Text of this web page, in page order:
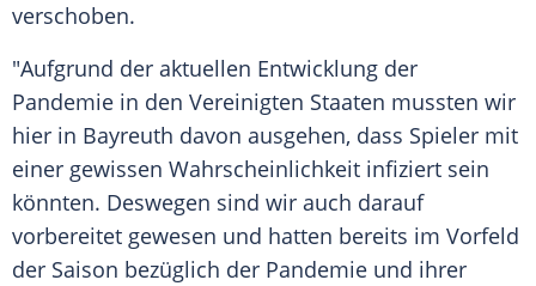
verschoben.
"Aufgrund der aktuellen Entwicklung der
Pandemie in den Vereinigten Staaten mussten wir
hier in Bayreuth davon ausgehen, dass Spieler mit
einer gewissen Wahrscheinlichkeit infiziert sein
könnten. Deswegen sind wir auch darauf
vorbereitet gewesen und hatten bereits im Vorfeld
der Saison bezüglich der Pandemie und ihrer